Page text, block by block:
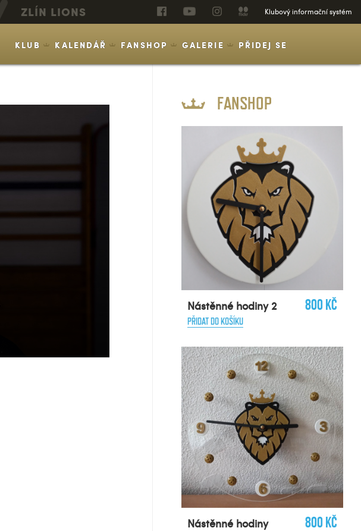
ZLÍN LIONS Klubový informační systém
KLUB KALENDÁŘ FANSHOP GALERIE PŘIDEJ SE
FANSHOP
Nástěnné hodiny 2
PŘIDAT DO KOŠÍKU
800 Kč
Nástěnné hodiny 800 Kč